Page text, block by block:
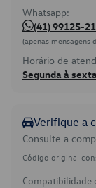
Whatsapp:
(41) 99125-
(apenas mensagens
Horário de
Segunda à
Verifique a
Consulte a
Código original
Compatibilidade